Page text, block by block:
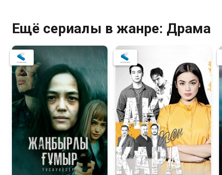
Ещё сериалы в жанре: Драма